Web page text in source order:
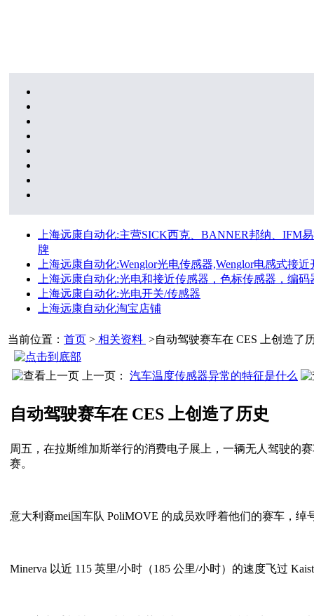
上海远康自动化:主营SICK西克、BANNER邦纳、IFM
牌
上海远康自动化:Wenglor光电传感器,Wenglor电感式接
上海远康自动化:光电和接近传感器，色标传感器，编
上海远康自动化:光电开关/传感器
上海远康自动化淘宝店铺
当前位置： 首页 > 相关资料 >自动驾驶赛车在 CES 上创造了
上一页： 汽车温度传感器异常的特征是什么
自动驾驶赛车在 CES 上创造了历史
周五，在拉斯维加斯举行的消费电子展上，一辆无人驾驶的
赛。
意大利裔mei国车队 PoliMOVE 的成员欢呼着他们的赛车，绰
Minerva 以近 115 英里/小时（185 公里/小时）的速度飞过